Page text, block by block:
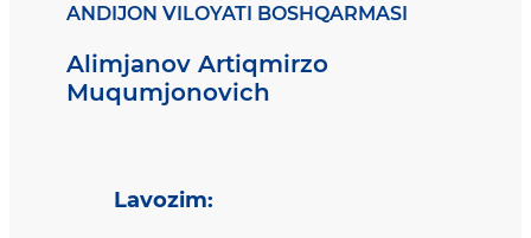
ANDIJON VILOYATI BOSHQARMASI
Alimjanov Artiqmirzo
Muqumjonovich
Lavozim: